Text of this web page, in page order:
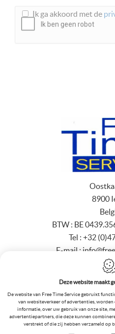
Ik ga akkoord met de
Deze website maakt
De website van Free Time Service gebruikt
van websiteverkeer of advertenties,
informatie, over uw gebruik van onze site,
advertentiepartners, die deze kunnen
verstrekt of die zij hebben verzameld op
8900
BTW : BE
Tel : +32
E-mail :
Webdesign byIDcreation
Privacy